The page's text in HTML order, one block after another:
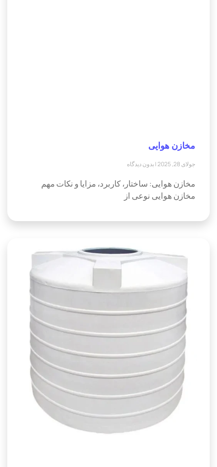
مخازن هوایی
جولای 28, 2025 بدون دیدگاه
مخازن هوایی: ساختار، کاربرد، مزایا و نکات مهم
مخازن هوایی نوعی از